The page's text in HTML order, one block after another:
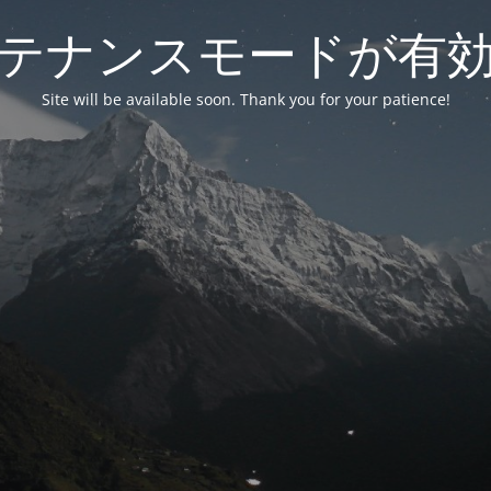
ナンスモードが有
Site will be available soon. Thank you for your patience!